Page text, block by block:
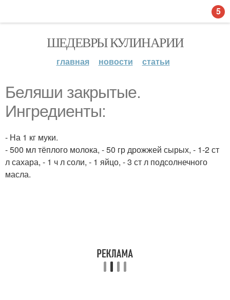
ШЕДЕВРЫ КУЛИНАРИИ
главная новости статьи
Беляши закрытые.
Ингредиенты:
- На 1 кг муки.
- 500 мл тёплого молока, - 50 гр дрожжей сырых, - 1-2 ст
л сахара, - 1 ч л соли, - 1 яйцо, - 3 ст л подсолнечного
масла.
5